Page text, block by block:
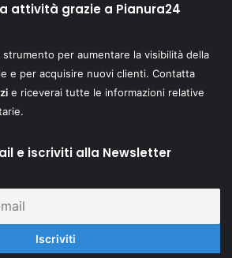
attività grazie a Pianura24
per aumentare la visibilità della
e per acquisire nuovi clienti. Contatta
e riceverai tutte le informazioni relative
e iscriviti alla Newsletter